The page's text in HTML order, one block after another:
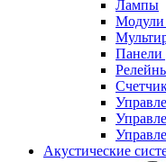
Лампы
Модули
Панели
Акустические